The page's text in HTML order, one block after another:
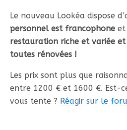
Le nouveau Lookéa dispose
personnel est francophone et
restauration riche et variée
toutes rénovées !
Les prix sont plus que
entre 1200 € et 1600 €. Est-
vous tente ? Réagir sur le